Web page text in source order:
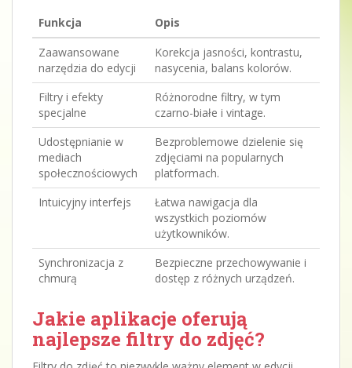
Funkcja
Opis
Zaawansowane
narzędzia do edycji
Korekcja jasności, kontrastu,
nasycenia, balans kolorów.
Filtry i efekty
specjalne
Różnorodne filtry, w tym
czarno-białe i vintage.
Udostępnianie w
mediach
społecznościowych
Bezproblemowe dzielenie się
zdjęciami na popularnych
platformach.
Intuicyjny interfejs
Łatwa nawigacja dla
wszystkich poziomów
użytkowników.
Synchronizacja z
chmurą
Bezpieczne przechowywanie i
dostęp z różnych urządzeń.
Jakie aplikacje oferują
najlepsze filtry do zdjęć?